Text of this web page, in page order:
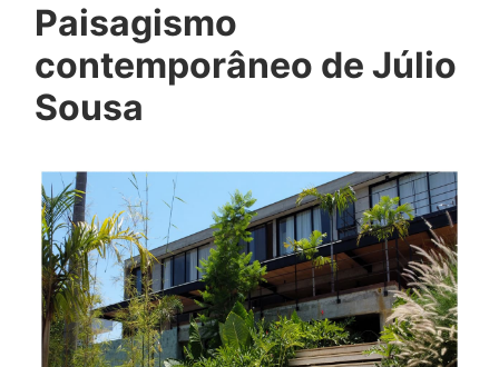
Paisagismo
contemporâneo de Júlio
Sousa